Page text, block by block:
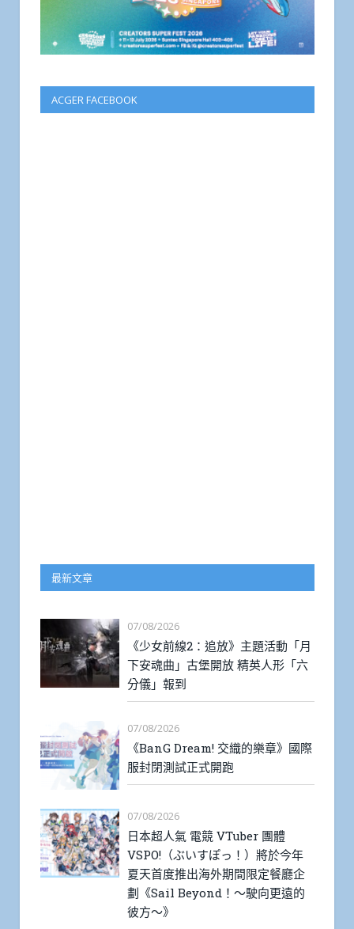
ACGER FACEBOOK
最新文章
07/08/2026
《少女前線2：追放》主題活動「月
下安魂曲」古堡開放 精英人形「六
分儀」報到
07/08/2026
《BanG Dream! 交織的樂章》國際
服封閉測試正式開跑
07/08/2026
日本超人氣 電競 VTuber 團體
VSPO!（ぶいすぽっ！）將於今年
夏天首度推出海外期間限定餐廳企
劃《Sail Beyond！～駛向更遠的
彼方～》